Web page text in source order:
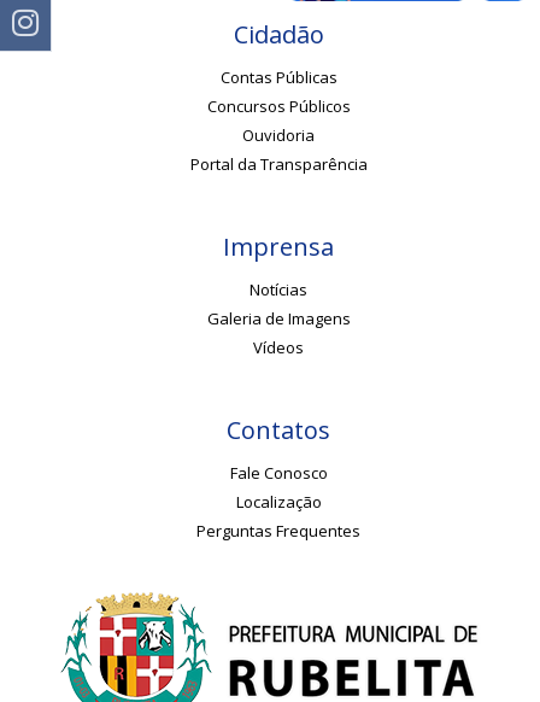
Cidadão
Contas Públicas
Concursos Públicos
Ouvidoria
Portal da Transparência
Imprensa
Notícias
Galeria de Imagens
Vídeos
Contatos
Fale Conosco
Localização
Perguntas Frequentes